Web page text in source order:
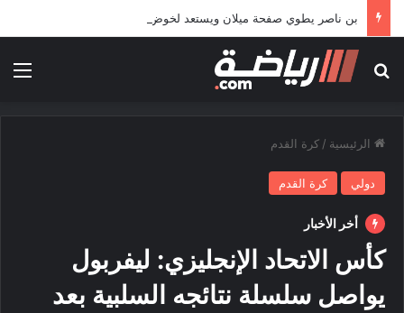
بحث عن
الرئيسية / كرة القدم
دولي كرة القدم
أخر الأخبار
كأس الاتحاد الإنجليزي: ليفربول
يواصل سلسلة نتائجه السلبية بعد